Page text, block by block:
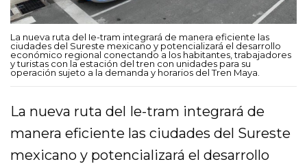
La nueva ruta del Ie-tram integrará de manera eficiente las
ciudades del Sureste mexicano y potencializará el desarrollo
económico regional conectando a los habitantes, trabajadores
y turistas con la estación del tren con unidades para su
operación sujeto a la demanda y horarios del Tren Maya.
La nueva ruta del Ie-tram integrará de
manera eficiente las ciudades del Sureste
mexicano y potencializará el desarrollo